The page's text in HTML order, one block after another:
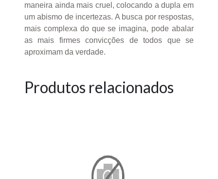
maneira ainda mais cruel, colocando a dupla em
um abismo de incertezas. A busca por respostas,
mais complexa do que se imagina, pode abalar
as mais firmes convicções de todos que se
aproximam da verdade.
Produtos relacionados